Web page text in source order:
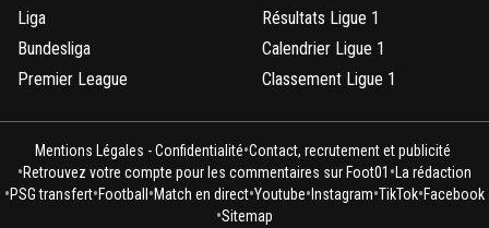
Liga
Bundesliga
Premier League
Résultats Ligue 1
Calendrier Ligue 1
Classement Ligue 1
Mentions Légales - Confidentialité•Contact, recrutement et publicité
•Retrouvez votre compte pour les commentaires sur Foot01 • La rédaction
•PSG transfert•Football •Match en direct•Youtube• Instagram•TikTok•Facebook
•Sitemap